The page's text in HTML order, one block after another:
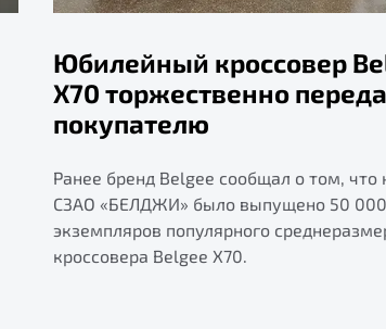
Юбилейный кроссовер
X70 торжественно
покупателю
Ранее бренд Belgee сообщал о том, что
СЗАО «БЕЛДЖИ» было выпущено 50 000
экземпляров популярного
кроссовера Belgee X70.